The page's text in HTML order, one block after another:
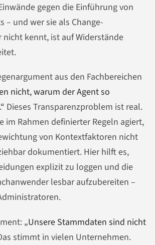
gegen die Einführung von
– und wer sie als Change-
kennt, ist auf Widerstände
aus den Fachbereichen
nicht, warum der Agent so
Dieses Transparenzproblem ist real.
im Rahmen definierter Regeln agiert,
von Kontextfaktoren nicht
dokumentiert. Hier hilft es,
explizit zu loggen und die
lesbar aufzubereiten –
„Unsere Stammdaten sind nicht
stimmt in vielen Unternehmen.